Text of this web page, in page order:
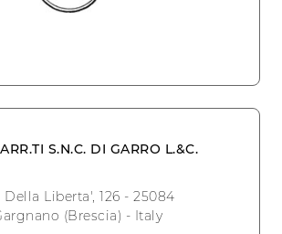
S.N.C. DI GARRO L.&C.
Della Liberta', 126 - 25084
(Brescia) - Italy